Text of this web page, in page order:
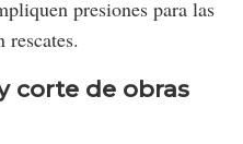
presiones para las
rescates.
corte de obras